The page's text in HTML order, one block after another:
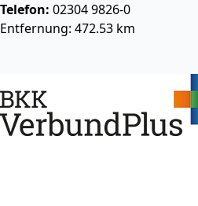
Telefon: 02304 9826-0
Entfernung: 472.53 km